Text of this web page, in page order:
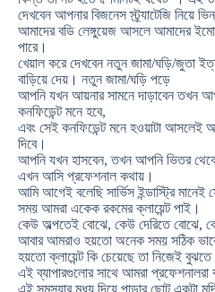
দেখবেন আপনার বিজনেস স্ট্র্যাটেজি নিয়ে
আমাদের বডি লেঙ্গুয়েজ আসলে আমাদের
পারে।
খেয়াল করে দেখবেন নতুন জামা/ঘড়ি/জুতা
বাড়িয়ে দেয়। নতুন জামা/ঘড়ি পড়ে
আপনি যখন আয়নার সামনে দাড়াবেন তখন
কনফিডেন্ট মনে হবে,
এবং সেই কনফিডেন্ট মনে হওয়াটা আসলেই
দিবে।
আপনি যখন হাসবেন, তখন আপনি ভিতর
এখন আসি প্রফেশনাল কথায়।
আমি আগেই বলেছি সার্ভিস ইন্ডাস্ট্রি মানেই
সময় আমরা একেক রকমের ক্লায়েন্ট পাই।
কেউ অল্পতেই বোঝে, কেউ দেরিতে বোঝে,
আবার আমরাও হয়তো অনেক সময় সঠিক ভাবে
হয়তো ক্লায়েন্ট কি চেয়েছে তা নিজেই বুঝতে
এই ব্যাপারগুলোর সাথে আমরা প্রফেশনালরা
এই সমস্যার মধ্য দিয়ে পাড়ার ছোট একটা